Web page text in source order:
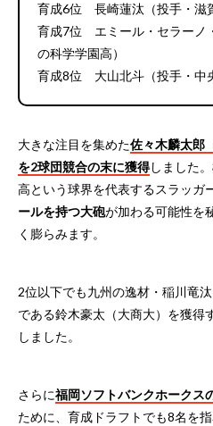
育成6位 長崎蓮汰（投手・滋
育成7位 エミール・セラーノ
の科学学園高）
育成8位 大山北斗（投手・中
大きな注目を集めた佐々木麟太郎
を2球団競合の末に獲得しました
高という球界を代表するスラッガ
ールを持つ大砲が加わる可能性を
く膨らみます。
2位以下でも九州の逸材・稲川竜
である鈴木豪太（大商大）を獲得
しました。
さらに福岡ソフトバンクホークス
ために、育成ドラフトでも8名を